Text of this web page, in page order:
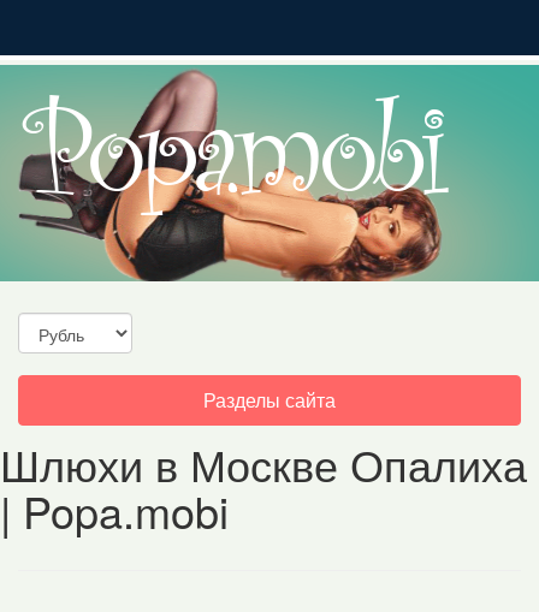
Toggle
navigation
Разделы сайта
Шлюхи в Москве Опалиха
| Popa.mobi